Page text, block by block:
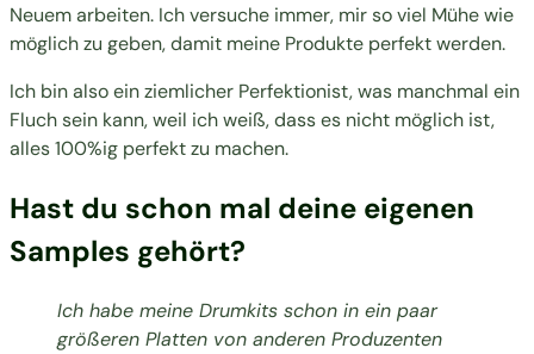
Neuem arbeiten. Ich versuche immer, mir so viel Mühe wie
möglich zu geben, damit meine Produkte perfekt werden.
Ich bin also ein ziemlicher Perfektionist, was manchmal ein
Fluch sein kann, weil ich weiß, dass es nicht möglich ist,
alles 100%ig perfekt zu machen.
Hast du schon mal deine eigenen
Samples gehört?
Ich habe meine Drumkits schon in ein paar
größeren Platten von anderen Produzenten